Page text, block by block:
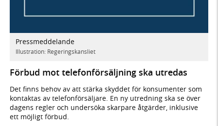
Pressmeddelande
Illustration: Regeringskansliet
Förbud mot telefonförsäljning ska utredas
Det finns behov av att stärka skyddet för konsumenter som
kontaktas av telefonförsäljare. En ny utredning ska se över
dagens regler och undersöka skarpare åtgärder, inklusive
ett möjligt förbud.